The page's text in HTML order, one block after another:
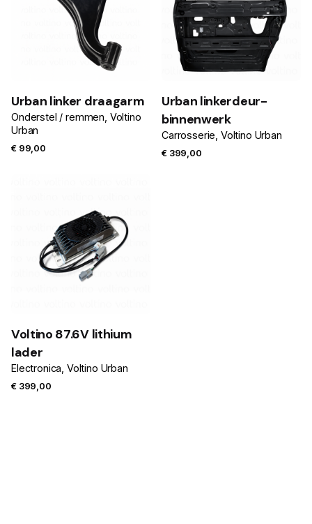
Urban linker draagarm
Onderstel / remmen Voltino
Urban
€99,00
Urban linkerdeur-
binnenwerk
Carrosserie Voltino Urban
€399,00
Voltino 87.6V lithium
lader
Electronica Voltino Urban
€399,00